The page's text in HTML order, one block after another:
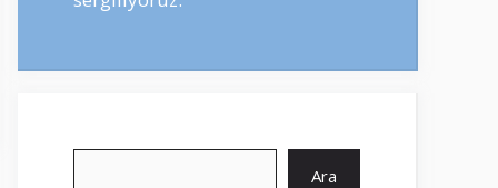
Ara